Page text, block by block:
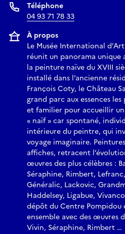
Téléphone
04 93 71 78 33
À propos
Le Musée International
réunit un panorama unique
la peinture naïve du XVIII
installé dans l’ancienne
François Coty, le Château
grand parc aux essences
et familier pour accueillir
« naïf » car spontané,
intérieure du peintre, qui
voyage imaginaire.
affiches, retracent
œuvres des plus célèbres :
Séraphine, Rimbert,
Généralic, Lackovic,
Haddelsey, Ligabue,
dépôt du Centre
ensemble avec des œuvres
Vivin, Séraphine, Rimbert …